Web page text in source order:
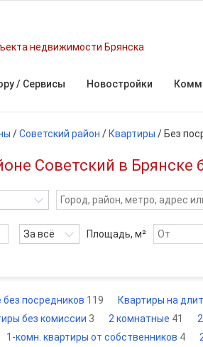
недвижимости Брянска
/ Сервисы Новостройки
/Советский район / Квартиры / Без
Советский в Брянске
За всё Площадь, м²
посредников 119 Квартиры на
без комиссии 3 2 комнатные 41
1-комн. квартиры от собственников 4